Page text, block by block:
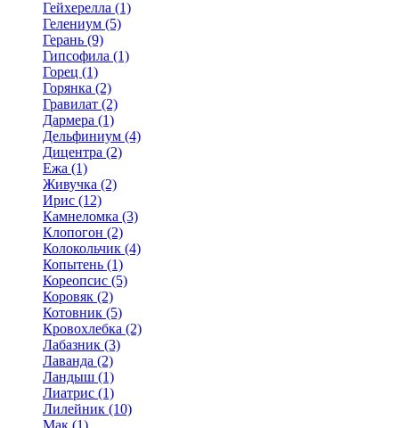
Гейхерелла (1)
Гелениум (5)
Герань (9)
Гипсофила (1)
Горец (1)
Горянка (2)
Гравилат (2)
Дармера (1)
Дельфиниум (4)
Дицентра (2)
Ежа (1)
Живучка (2)
Ирис (12)
Камнеломка (3)
Клопогон (2)
Колокольчик (4)
Копытень (1)
Кореопсис (5)
Коровяк (2)
Котовник (5)
Кровохлебка (2)
Лабазник (3)
Лаванда (2)
Ландыш (1)
Лиатрис (1)
Лилейник (10)
Мак (1)